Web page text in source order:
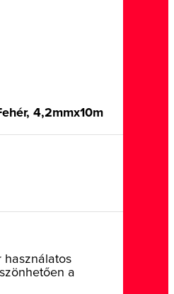
4,2mmx10m
használatos
a